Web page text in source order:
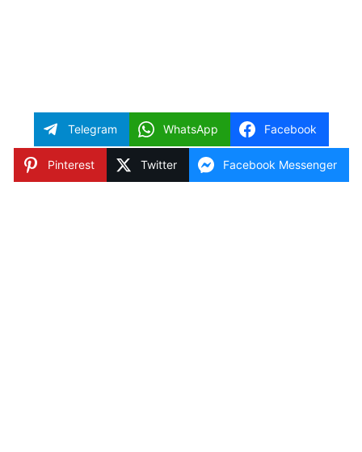
Telegram WhatsApp Facebook
Pinterest Twitter Facebook Messenger